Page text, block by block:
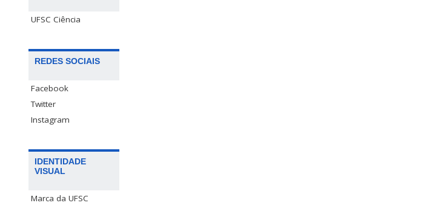
UFSC Ciência
REDES SOCIAIS
Facebook
Twitter
Instagram
IDENTIDADE
VISUAL
Marca da UFSC